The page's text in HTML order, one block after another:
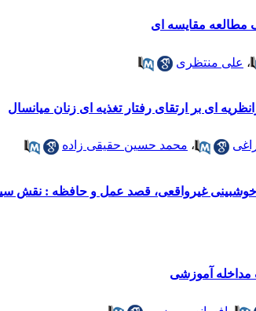
مطالعه مقایسه ای
، علی منتظری
ای بر ارتقای رفتار تغذیه ای زنان میانسال
، محمد حسین حقیقی زاده
خوشبینی غیرواقعی، قصد عمل و حافظه : نقش
مداخله آموزشی